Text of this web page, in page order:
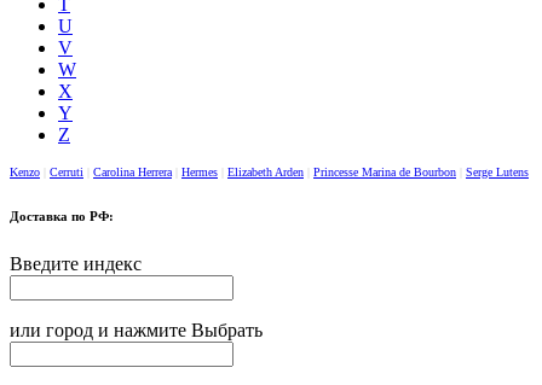
T
U
V
W
X
Y
Z
Kenzo Cerruti Carolina Herrera Hermes Elizabeth Arden Princesse Marina de Bourbon Serge Lutens
Доставка по РФ:
Введите индекс
или город и нажмите Выбрать